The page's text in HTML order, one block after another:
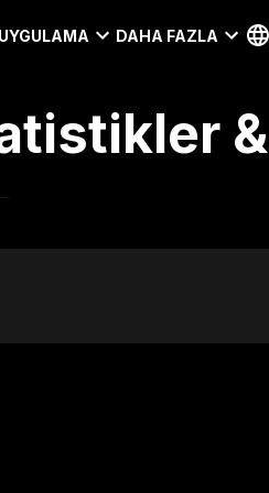
UYGULAMA DAHA FAZLA
&